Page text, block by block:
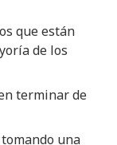
que están
de los
terminar de
una